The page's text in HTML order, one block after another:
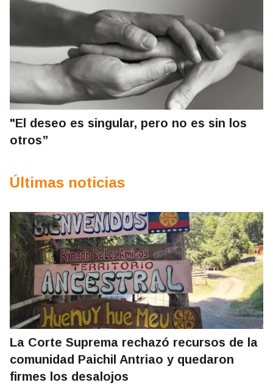
"El deseo es singular, pero no es sin los
otros”
Últimas noticias
La Corte Suprema rechazó recursos de la
comunidad Paichil Antriao y quedaron
firmes los desalojos